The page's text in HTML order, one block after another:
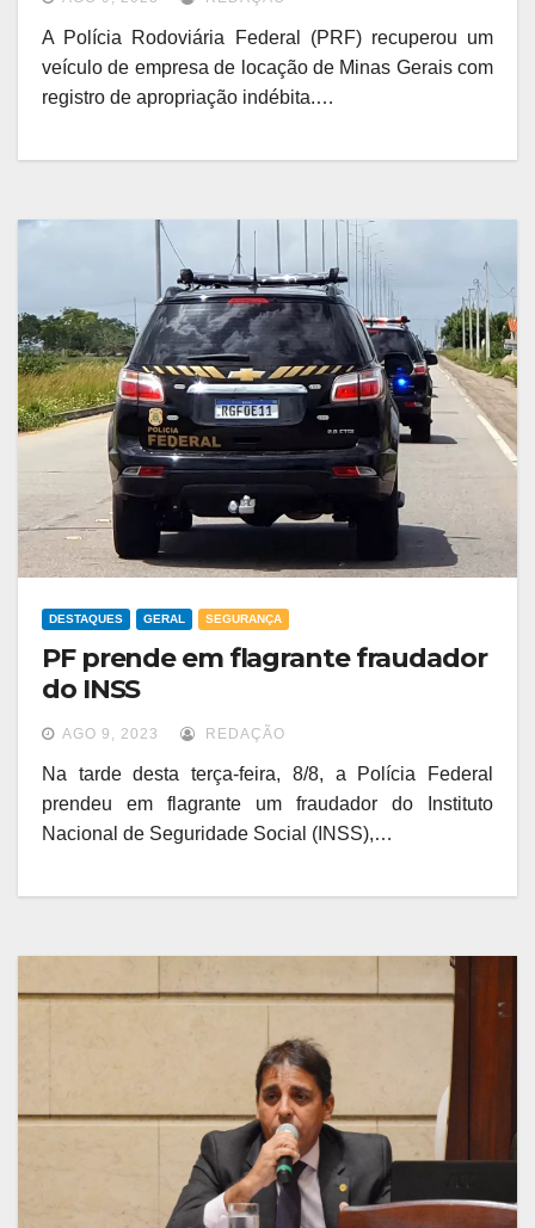
A Polícia Rodoviária Federal (PRF) recuperou um
veículo de empresa de locação de Minas Gerais com
registro de apropriação indébita.…
DESTAQUES GERAL SEGURANÇA
PF prende em flagrante fraudador
do INSS
AGO 9, 2023 REDAÇÃO
Na tarde desta terça-feira, 8/8, a Polícia Federal
prendeu em flagrante um fraudador do Instituto
Nacional de Seguridade Social (INSS),…